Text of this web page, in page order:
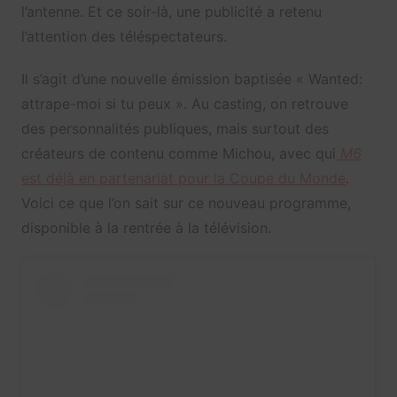
l’antenne. Et ce soir-là, une publicité a retenu
l’attention des téléspectateurs.
Il s’agit d’une nouvelle émission baptisée « Wanted:
attrape-moi si tu peux ». Au casting, on retrouve
des personnalités publiques, mais surtout des
créateurs de contenu comme Michou, avec qui
Voici ce que l’on sait sur ce nouveau programme,
disponible à la rentrée à la télévision.